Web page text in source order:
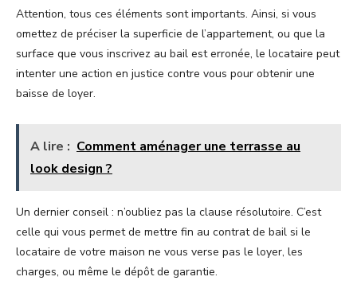
Attention, tous ces éléments sont importants. Ainsi, si vous
omettez de préciser la superficie de l’appartement, ou que la
surface que vous inscrivez au bail est erronée, le locataire peut
intenter une action en justice contre vous pour obtenir une
baisse de loyer.
A lire : Comment aménager une terrasse au
look design ?
Un dernier conseil : n’oubliez pas la clause résolutoire. C’est
celle qui vous permet de mettre fin au contrat de bail si le
locataire de votre maison ne vous verse pas le loyer, les
charges, ou même le dépôt de garantie.